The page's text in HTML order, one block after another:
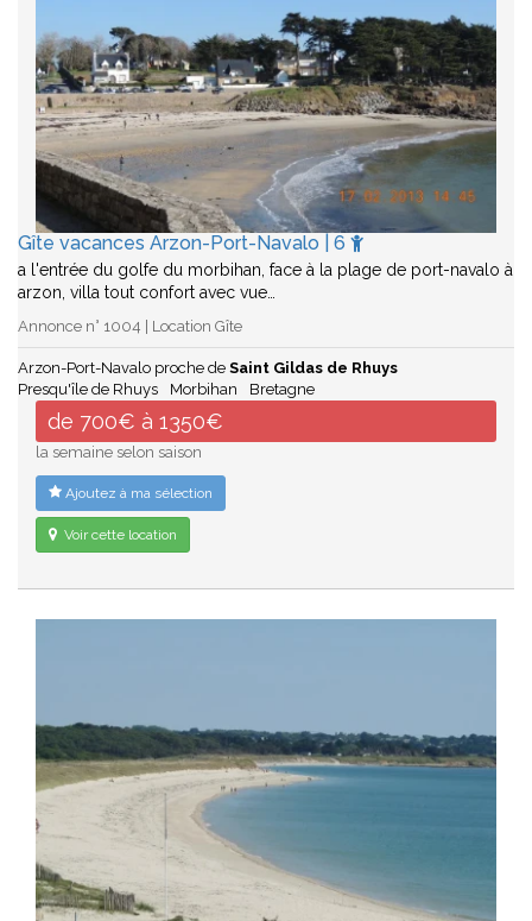
Gîte vacances Arzon-Port-Navalo | 6
a l'entrée du golfe du morbihan, face à la plage de port-navalo à
arzon, villa tout confort avec vue…
Annonce n° 1004 | Location Gîte
Arzon-Port-Navalo proche de Saint Gildas de Rhuys
Presqu'île de Rhuys
Morbihan Bretagne
de 700€ à 1350€
la semaine selon saison
Ajoutez à ma sélection
Voir cette location